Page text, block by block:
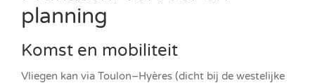
planning
Komst en mobiliteit
Vliegen kan via Toulon–Hyères (dicht bij de westelijke